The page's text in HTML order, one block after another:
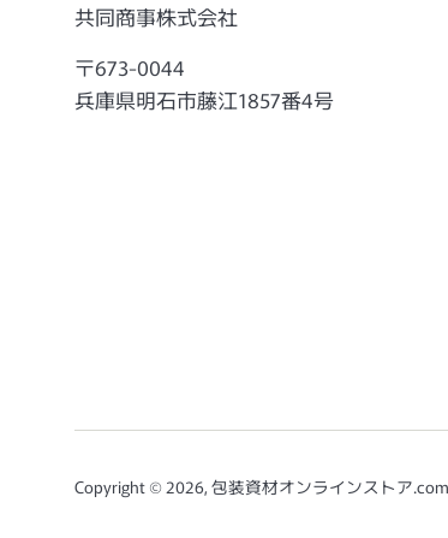
共同商事株式会社
〒673-0044
兵庫県明石市藤江1857番4号
Copyright © 2026, 包装資材オンラインストア.com